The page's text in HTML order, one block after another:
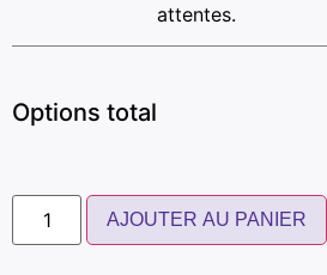
attentes.
Options total
AJOUTER AU PANIER